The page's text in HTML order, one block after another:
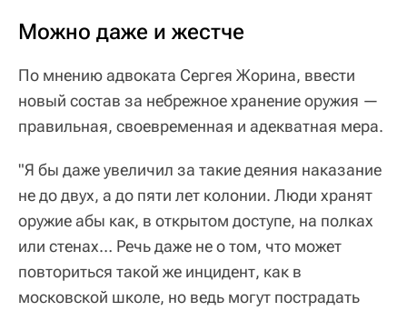
Можно даже и жестче
По мнению адвоката Сергея Жорина, ввести
новый состав за небрежное хранение оружия —
правильная, своевременная и адекватная мера.
"Я бы даже увеличил за такие деяния наказание
не до двух, а до пяти лет колонии. Люди хранят
оружие абы как, в открытом доступе, на полках
или стенах… Речь даже не о том, что может
повториться такой же инцидент, как в
московской школе, но ведь могут пострадать